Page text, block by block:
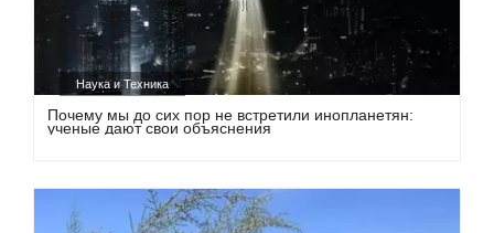
Наука и Техника
Почему мы до сих пор не встретили инопланетян:
ученые дают свои объяснения